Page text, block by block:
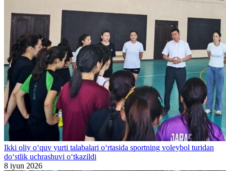
Ikki oliy o‘quv yurti talabalari o‘rtasida sportning voleybol turidan
do‘stlik uchrashuvi o‘tkazildi
8 iyun 2026